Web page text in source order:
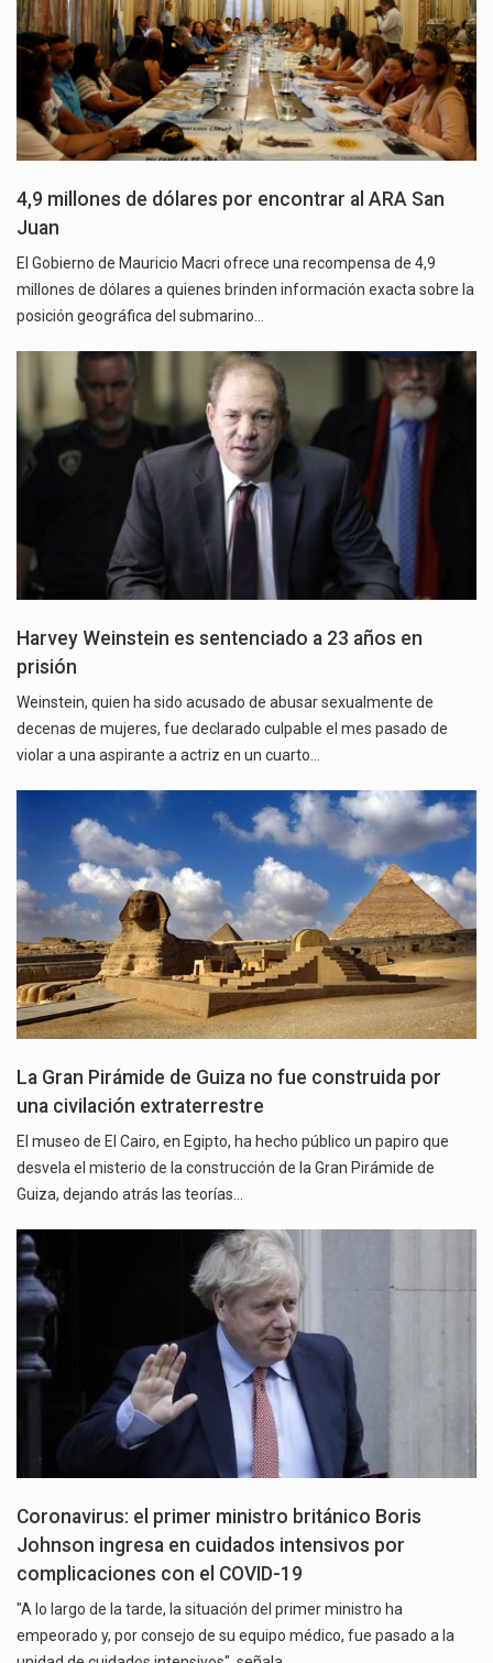
4,9 millones de dólares por encontrar al ARA San
Juan
El Gobierno de Mauricio Macri ofrece una recompensa de 4,9
millones de dólares a quienes brinden información exacta sobre la
posición geográfica del submarino…
Harvey Weinstein es sentenciado a 23 años en
prisión
Weinstein, quien ha sido acusado de abusar sexualmente de
decenas de mujeres, fue declarado culpable el mes pasado de
violar a una aspirante a actriz en un cuarto…
La Gran Pirámide de Guiza no fue construida por
una civilación extraterrestre
El museo de El Cairo, en Egipto, ha hecho público un papiro que
desvela el misterio de la construcción de la Gran Pirámide de
Guiza, dejando atrás las teorías…
Coronavirus: el primer ministro británico Boris
Johnson ingresa en cuidados intensivos por
complicaciones con el COVID-19
"A lo largo de la tarde, la situación del primer ministro ha
empeorado y, por consejo de su equipo médico, fue pasado a la